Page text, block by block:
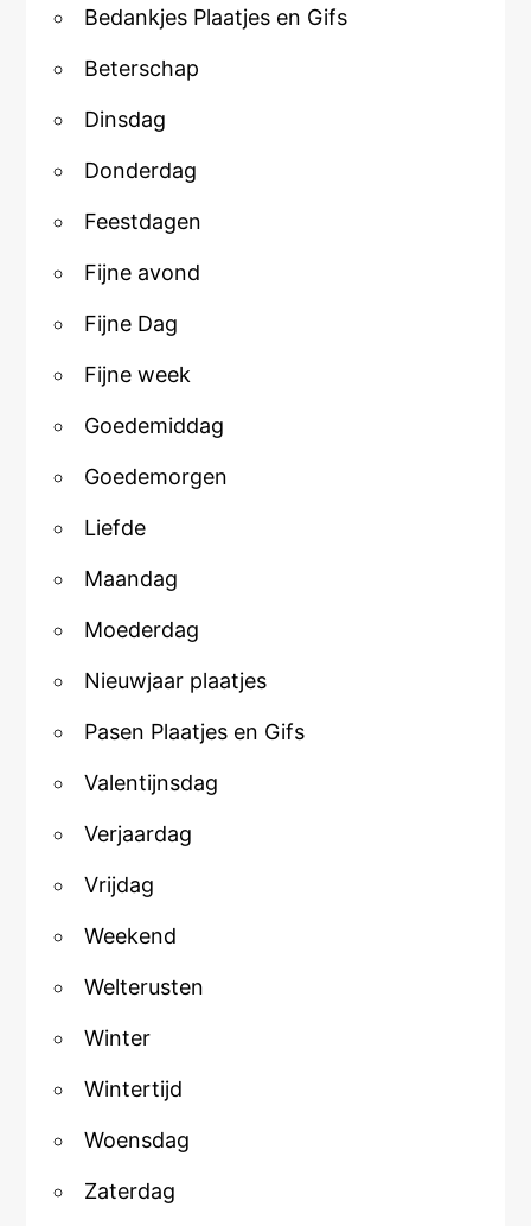
Bedankjes Plaatjes en Gifs
Beterschap
Dinsdag
Donderdag
Feestdagen
Fijne avond
Fijne Dag
Fijne week
Goedemiddag
Goedemorgen
Liefde
Maandag
Moederdag
Nieuwjaar plaatjes
Pasen Plaatjes en Gifs
Valentijnsdag
Verjaardag
Vrijdag
Weekend
Welterusten
Winter
Wintertijd
Woensdag
Zaterdag